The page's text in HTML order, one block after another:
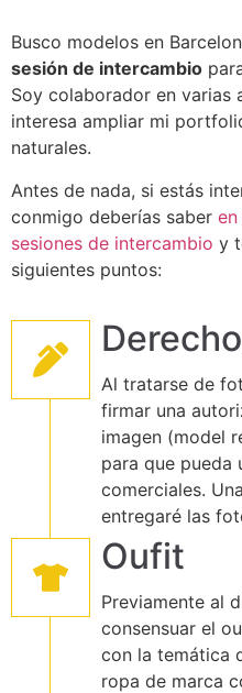
Busco modelos en
sesión de intercambio
Soy colaborador en varias
interesa ampliar mi
naturales.
Antes de nada, si estás
conmigo deberías saber
sesiones de intercambio y
siguientes puntos:
Al tratarse de
firmar una
imagen (model
para que pueda
comerciales.
entregaré las
Oufit
Previamente al
consensuar el
con la temática
ropa de marca